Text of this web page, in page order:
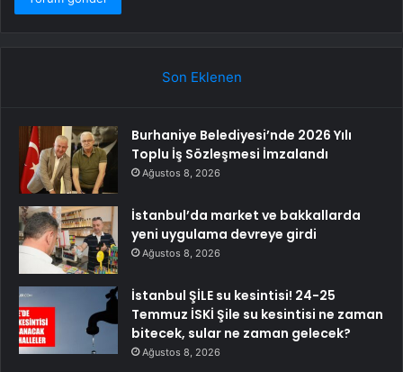
Son Eklenen
Burhaniye Belediyesi’nde 2026 Yılı
Toplu İş Sözleşmesi İmzalandı
Ağustos 8, 2026
İstanbul’da market ve bakkallarda
yeni uygulama devreye girdi
Ağustos 8, 2026
İstanbul ŞİLE su kesintisi! 24-25
Temmuz İSKİ Şile su kesintisi ne zaman
bitecek, sular ne zaman gelecek?
Ağustos 8, 2026